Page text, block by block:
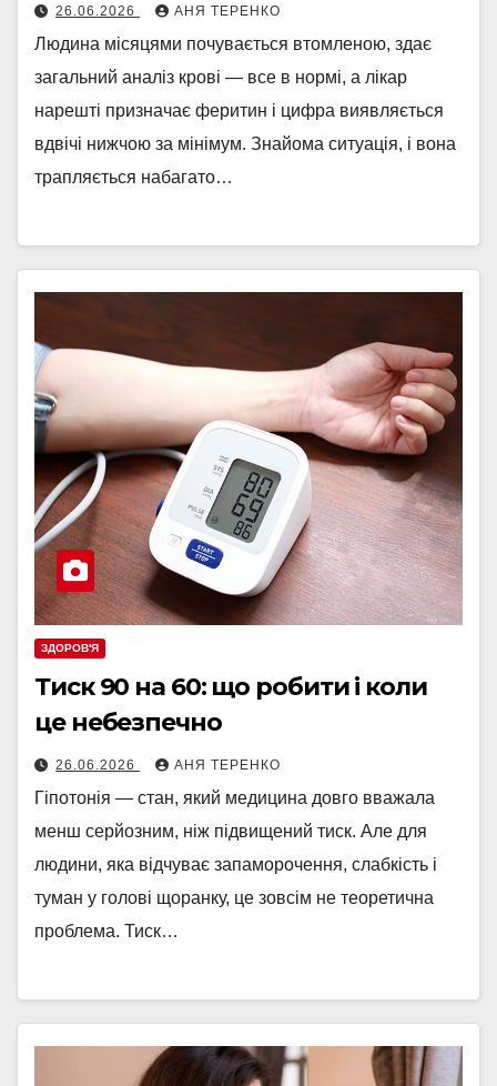
26.06.2026 АНЯ ТЕРЕНКО
Людина місяцями почувається втомленою, здає
загальний аналіз крові — все в нормі, а лікар
нарешті призначає феритин і цифра виявляється
вдвічі нижчою за мінімум. Знайома ситуація, і вона
трапляється набагато…
ЗДОРОВ'Я
Тиск 90 на 60: що робити і коли
це небезпечно
26.06.2026 АНЯ ТЕРЕНКО
Гіпотонія — стан, який медицина довго вважала
менш серйозним, ніж підвищений тиск. Але для
людини, яка відчуває запаморочення, слабкість і
туман у голові щоранку, це зовсім не теоретична
проблема. Тиск…